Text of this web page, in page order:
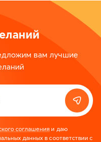
вам лучшие
соглашения и даю
данных в соответствии с